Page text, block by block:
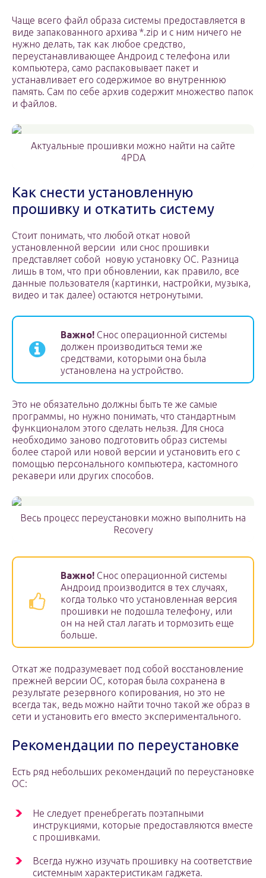
Чаще всего файл образа системы предоставляется в
виде запакованного архива *.zip и с ним ничего не
нужно делать, так как любое средство,
переустанавливающее Андроид с телефона или
компьютера, само распаковывает пакет и
устанавливает его содержимое во внутреннюю
память. Сам по себе архив содержит множество папок
и файлов.
Актуальные прошивки можно найти на сайте
4PDA
Как снести установленную
прошивку и откатить систему
Стоит понимать, что любой откат новой
установленной версии или снос прошивки
представляет собой новую установку ОС. Разница
лишь в том, что при обновлении, как правило, все
данные пользователя (картинки, настройки, музыка,
видео и так далее) остаются нетронутыми.
Важно! Снос операционной системы
должен производиться теми же
средствами, которыми она была
установлена на устройство.
Это не обязательно должны быть те же самые
программы, но нужно понимать, что стандартным
функционалом этого сделать нельзя. Для сноса
необходимо заново подготовить образ системы
более старой или новой версии и установить его с
помощью персонального компьютера, кастомного
рекавери или других способов.
Весь процесс переустановки можно выполнить на
Recovery
Важно! Снос операционной системы
Андроид производится в тех случаях,
когда только что установленная версия
прошивки не подошла телефону, или
он на ней стал лагать и тормозить еще
больше.
Откат же подразумевает под собой восстановление
прежней версии ОС, которая была сохранена в
результате резервного копирования, но это не
всегда так, ведь можно найти точно такой же образ в
сети и установить его вместо экспериментального.
Рекомендации по переустановке
Есть ряд небольших рекомендаций по переустановке
ОС:
Не следует пренебрегать поэтапными
инструкциями, которые предоставляются вместе
с прошивками.
Всегда нужно изучать прошивку на соответствие
системным характеристикам гаджета.